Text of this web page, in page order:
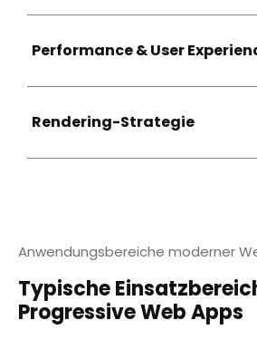
Performance & User
Rendering-Strategie
Anwendungsbereiche moderner
Typische
Progressive Web Apps